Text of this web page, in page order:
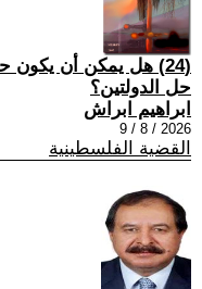
(24) هل يمكن أن يكون
حل الدولتين؟
ابراهيم ابراش
2026 / 8 / 9
القضية الفلسطينية